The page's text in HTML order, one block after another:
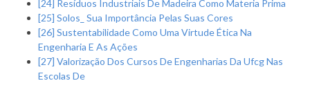
[24] Resíduos Industriais De Madeira Como Materia Prima
[25] Solos_ Sua Importância Pelas Suas Cores
[26] Sustentabilidade Como Uma Virtude Ética Na
Engenharia E As Ações
[27] Valorização Dos Cursos De Engenharias Da Ufcg Nas
Escolas De